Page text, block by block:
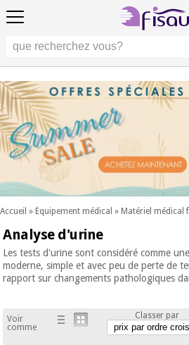
Compte
commandes
4,8 4,8
différentielles
Occasion
Fisaude
SUMMER
SALE
Nos
produits
Kinefis
Nouveautes
Physiothérapie
Podologie
Esthétique,
dermocosmétique
et médecine
esthétique
Bien-
qualité
de vie
et
du
corps
Dentisterie
équipement
médical
FR
DE
PT
Accueil » Équipement médical » Matériel médical
Compte
commandes
4,8
différentielles
Occasion
Fisaude
SUMMER
SALE
Nos
produits
Physiothérapie
Esthétique,
dermocosmétique
et médecine
esthétique
Bien-
être,
de vie
et
soins
du
FR
DE
PT
Analyse d'urine
Les tests d'urine sont considéré comme
moderne, simple et avec peu de perte de
rapport sur changements pathologiques
Voir
comme
Classer par